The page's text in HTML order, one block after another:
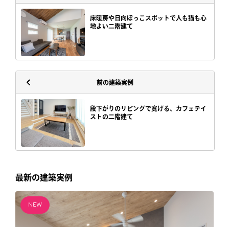
前の建築実例
段下がりのリビングで寛げる、カフェテイ
ストの二階建て
床暖房や日向ぼっこスポットで人も猫も心
地よい二階建て
最新の建築実例